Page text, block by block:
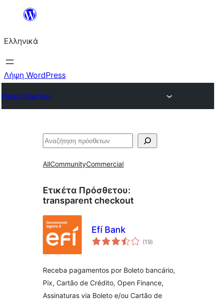
Μετάβαση
περιεχόμενο
Ελληνικά
Λήψη WordPress
Plugin Directory
Αναζήτηση
AllCommunityCommercial
Ετικέτα Πρόσθετου:
transparent checkout
Efí Bank
(19αξιολογήσεις
σύνολο
)
Receba pagamentos por Boleto bancário,
Pix, Cartão de Crédito, Open Finance,
Assinaturas via Boleto e/ou Cartão de